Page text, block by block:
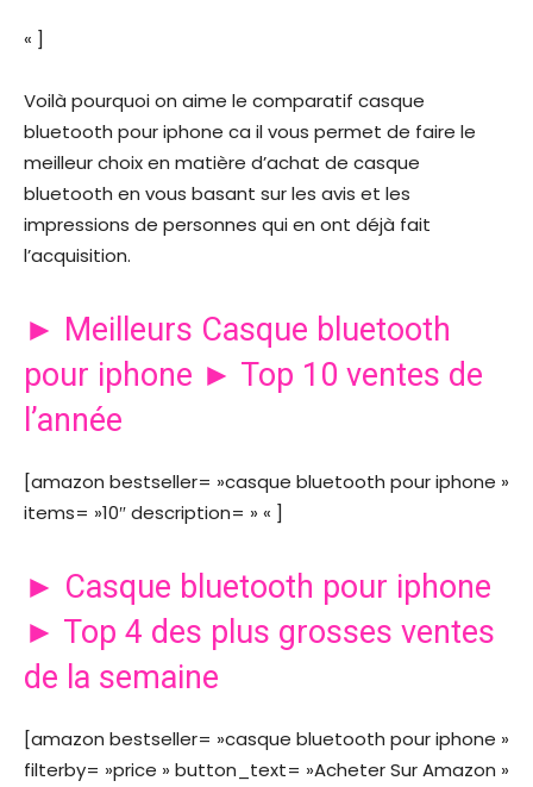
« ]
Voilà pourquoi on aime le comparatif casque
bluetooth pour iphone ca il vous permet de faire le
meilleur choix en matière d’achat de casque
bluetooth en vous basant sur les avis et les
impressions de personnes qui en ont déjà fait
l’acquisition.
► Meilleurs Casque bluetooth
pour iphone ► Top 10 ventes de
l’année
[amazon bestseller= »casque bluetooth pour iphone »
items= »10″ description= » « ]
► Casque bluetooth pour iphone
► Top 4 des plus grosses ventes
de la semaine
[amazon bestseller= »casque bluetooth pour iphone »
filterby= »price » button_text= »Acheter Sur Amazon »